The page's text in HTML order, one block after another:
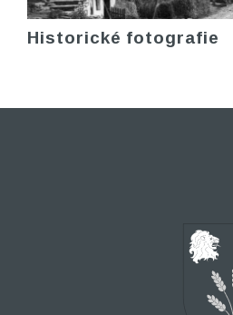
Historické fotografie